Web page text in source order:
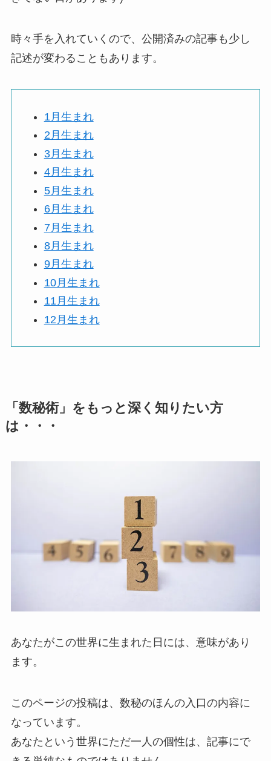
時々手を入れていくので、公開済みの記事も少し
記述が変わることもあります。
1月生まれ
2月生まれ
3月生まれ
4月生まれ
5月生まれ
6月生まれ
7月生まれ
8月生まれ
9月生まれ
10月生まれ
11月生まれ
12月生まれ
「数秘術」をもっと深く知りたい方
は・・・
あなたがこの世界に生まれた日には、意味があり
ます。
このページの投稿は、数秘のほんの入口の内容に
なっています。
あなたという世界にただ一人の個性は、記事にで